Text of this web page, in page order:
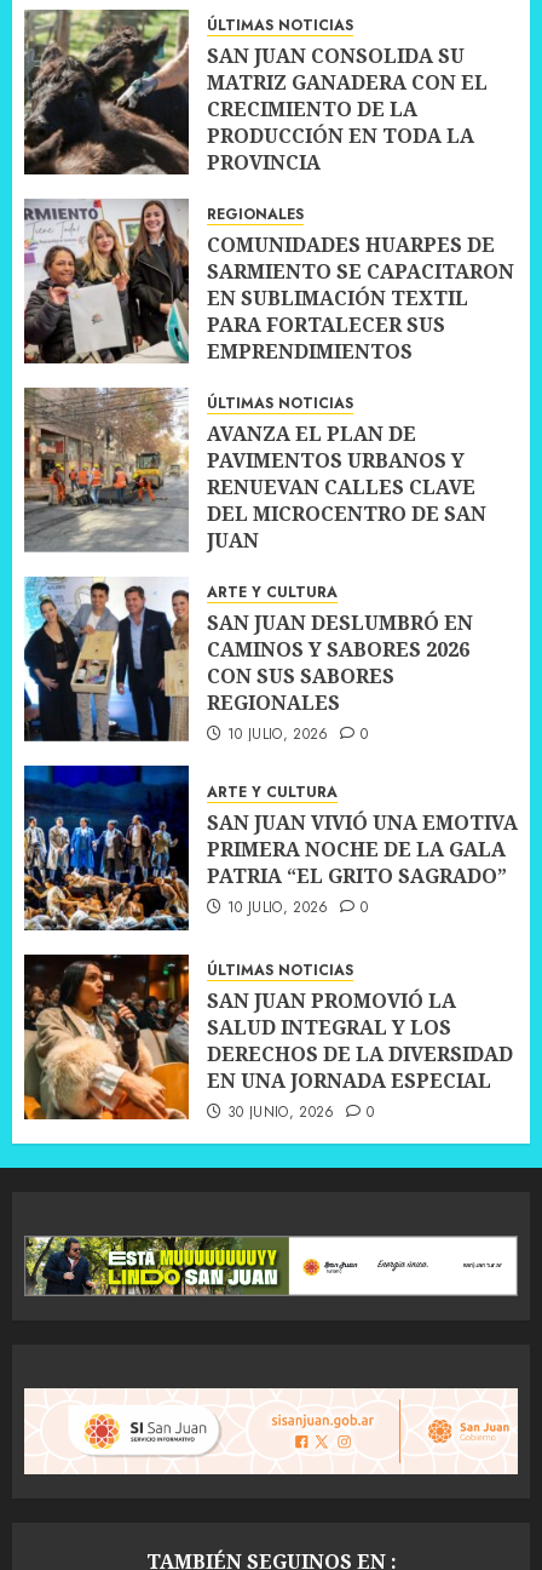
ÚLTIMAS NOTICIAS
SAN JUAN CONSOLIDA SU
MATRIZ GANADERA CON EL
CRECIMIENTO DE LA
PRODUCCIÓN EN TODA LA
PROVINCIA
REGIONALES
COMUNIDADES HUARPES DE
SARMIENTO SE CAPACITARON
EN SUBLIMACIÓN TEXTIL
PARA FORTALECER SUS
EMPRENDIMIENTOS
ÚLTIMAS NOTICIAS
AVANZA EL PLAN DE
PAVIMENTOS URBANOS Y
RENUEVAN CALLES CLAVE
DEL MICROCENTRO DE SAN
JUAN
ARTE Y CULTURA
SAN JUAN DESLUMBRÓ EN
CAMINOS Y SABORES 2026
CON SUS SABORES
REGIONALES
10 JULIO, 2026 0
ARTE Y CULTURA
SAN JUAN VIVIÓ UNA EMOTIVA
PRIMERA NOCHE DE LA GALA
PATRIA “EL GRITO SAGRADO”
10 JULIO, 2026 0
ÚLTIMAS NOTICIAS
SAN JUAN PROMOVIÓ LA
SALUD INTEGRAL Y LOS
DERECHOS DE LA DIVERSIDAD
EN UNA JORNADA ESPECIAL
30 JUNIO, 2026 0
TAMBIÉN SEGUINOS EN :